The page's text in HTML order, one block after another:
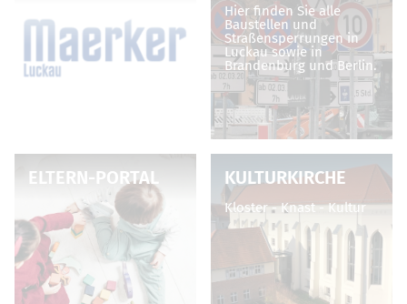
Hier finden Sie alle
Baustellen und
Straßensperrungen in
Luckau sowie in
Brandenburg und Berlin.
ELTERN-PORTAL KULTURKIRCHE
Kloster - Knast - Kultur